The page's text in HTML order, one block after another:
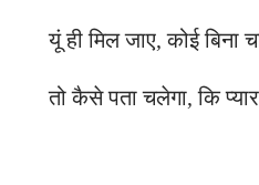
यूं ही मिल जाए, कोई बिना
तो कैसे पता चलेगा, कि